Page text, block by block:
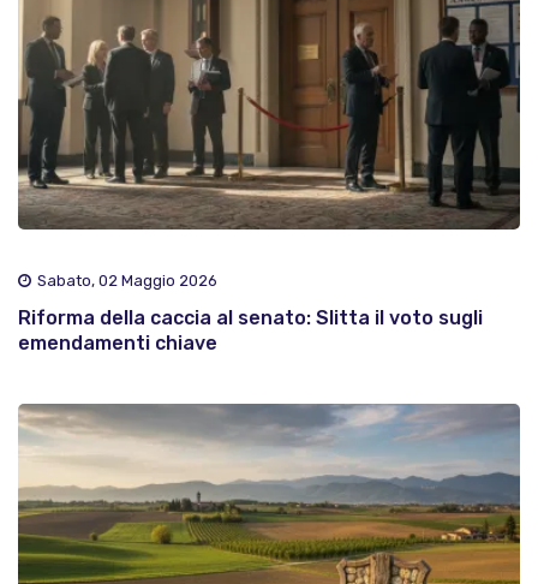
Sabato, 02 Maggio 2026
Riforma della caccia al senato: Slitta il voto sugli
emendamenti chiave